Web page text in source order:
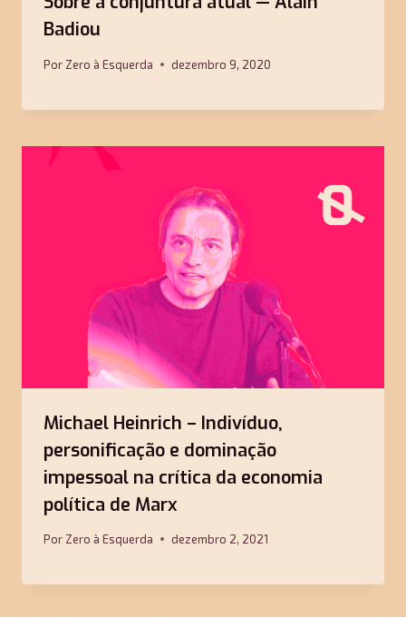
Badiou
Por Zero à Esquerda dezembro 9, 2020
Michael Heinrich – Indivíduo,
personificação e dominação
impessoal na crítica da economia
política de Marx
Por Zero à Esquerda dezembro 2, 2021